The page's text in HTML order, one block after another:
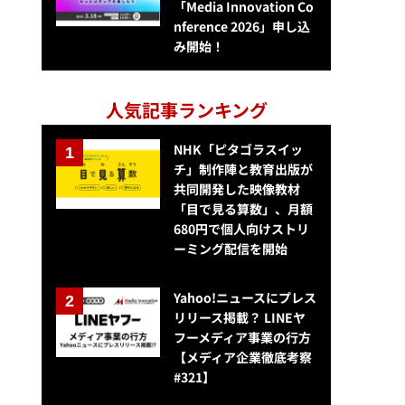
「Media Innovation Co
nference 2026」申し込
み開始！
人気記事ランキング
NHK「ピタゴラスイッ
チ」制作陣と教育出版が
共同開発した映像教材
「目で見る算数」、月額
680円で個人向けストリ
ーミング配信を開始
Yahoo!ニュースにプレス
リリース掲載？ LINEヤ
フーメディア事業の行方
【メディア企業徹底考察
#321】